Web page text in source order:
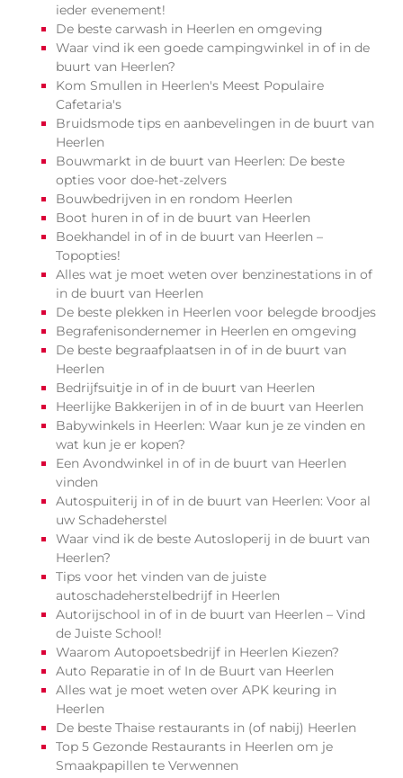
ieder evenement!
De beste carwash in Heerlen en omgeving
Waar vind ik een goede campingwinkel in of in de
buurt van Heerlen?
Kom Smullen in Heerlen's Meest Populaire
Cafetaria's
Bruidsmode tips en aanbevelingen in de buurt van
Heerlen
Bouwmarkt in de buurt van Heerlen: De beste
opties voor doe-het-zelvers
Bouwbedrijven in en rondom Heerlen
Boot huren in of in de buurt van Heerlen
Boekhandel in of in de buurt van Heerlen –
Topopties!
Alles wat je moet weten over benzinestations in of
in de buurt van Heerlen
De beste plekken in Heerlen voor belegde broodjes
Begrafenisondernemer in Heerlen en omgeving
De beste begraafplaatsen in of in de buurt van
Heerlen
Bedrijfsuitje in of in de buurt van Heerlen
Heerlijke Bakkerijen in of in de buurt van Heerlen
Babywinkels in Heerlen: Waar kun je ze vinden en
wat kun je er kopen?
Een Avondwinkel in of in de buurt van Heerlen
vinden
Autospuiterij in of in de buurt van Heerlen: Voor al
uw Schadeherstel
Waar vind ik de beste Autosloperij in de buurt van
Heerlen?
Tips voor het vinden van de juiste
autoschadeherstelbedrijf in Heerlen
Autorijschool in of in de buurt van Heerlen – Vind
de Juiste School!
Waarom Autopoetsbedrijf in Heerlen Kiezen?
Auto Reparatie in of In de Buurt van Heerlen
Alles wat je moet weten over APK keuring in
Heerlen
De beste Thaise restaurants in (of nabij) Heerlen
Top 5 Gezonde Restaurants in Heerlen om je
Smaakpapillen te Verwennen